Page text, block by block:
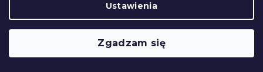
Ustawienia
Zgadzam się
Bawełniana pościel SCARLET SNOW